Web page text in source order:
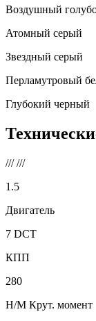
Воздушный
Атомный серый
Звездный серый
Перламутровый
Глубокий черный
/// ///
1.5
Двигатель
7 DCT
КПП
280
Н/М Крут. момент